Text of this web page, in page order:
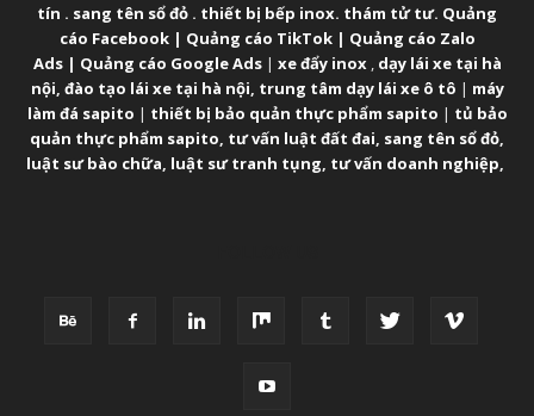
tín . sang tên sổ đỏ . thiết bị bếp inox. thám tử tư. Quảng
cáo Facebook| Quảng cáo TikTok| Quảng cáo Zalo
Ads| Quảng cáo Google Ads| xe đẩy inox, dạy lái xe tại hà
nội, đào tạo lái xe tại hà nội, trung tâm dạy lái xe ô tô | máy
làm đá sapito | thiết bị bảo quản thực phẩm sapito | tủ bảo
quản thực phẩm sapito, tư vấn luật đất đai, sang tên sổ đỏ,
luật sư bào chữa, luật sư tranh tụng, tư vấn doanh nghiệp,